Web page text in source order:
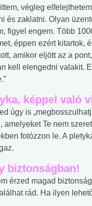
végleg
és zaklatni. Olyan
figyel engem. Több
éppen ezért kitartok,
amikor eljött az a
kell elengedni valakit.
képpel való
úgy is
amelyeket Te nem
fotózzon le. A
biztonságban!
érzed magad
rád. Ha ilyen
az ökológiai